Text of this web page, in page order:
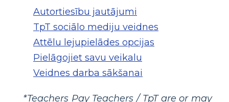
Autortiesību jautājumi
TpT sociālo mediju veidnes
Attēlu lejupielādes opcijas
Pielāgojiet savu veikalu
Veidnes darba sākšanai
*Teachers Pay Teachers / TpT are or may